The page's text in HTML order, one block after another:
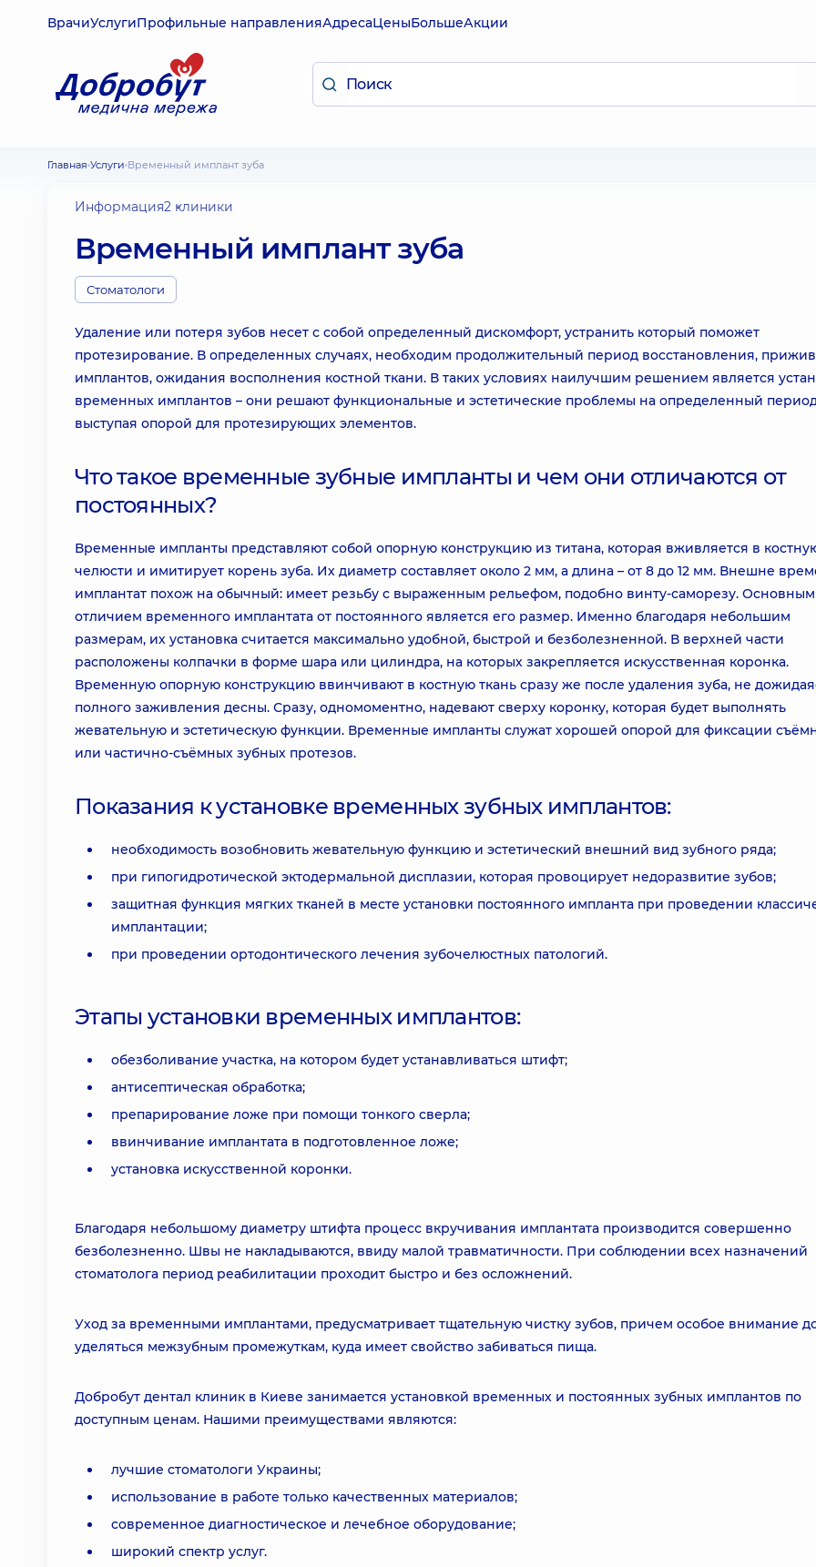
ВрачиУслугиПрофильные направленияАдресаЦеныБольшеАкции
Главная Услуги Временный имплант зуба
Информация2 клиники
Временный имплант зуба
Стоматологи
Удаление или потеря зубов несет с собой определенный дискомфорт, устранить который поможет
протезирование. В определенных случаях, необходим продолжительный период восстановления,
имплантов, ожидания восполнения костной ткани. В таких условиях наилучшим решением является
временных имплантов – они решают функциональные и эстетические проблемы на определенный
выступая опорой для протезирующих элементов.
Что такое временные зубные импланты и чем они отличаются от
постоянных?
Временные импланты представляют собой опорную конструкцию из титана, которая вживляется в
челюсти и имитирует корень зуба. Их диаметр составляет около 2 мм, а длина – от 8 до 12 мм. Внешне
имплантат похож на обычный: имеет резьбу с выраженным рельефом, подобно винту-саморезу. Основным
отличием временного имплантата от постоянного является его размер. Именно благодаря небольшим
размерам, их установка считается максимально удобной, быстрой и безболезненной. В верхней части
расположены колпачки в форме шара или цилиндра, на которых закрепляется искусственная коронка.
Временную опорную конструкцию ввинчивают в костную ткань сразу же после удаления зуба, не
полного заживления десны. Сразу, одномоментно, надевают сверху коронку, которая будет выполнять
жевательную и эстетическую функции. Временные импланты служат хорошей опорой для фиксации
или частично-съёмных зубных протезов.
Показания к установке временных зубных имплантов:
необходимость возобновить жевательную функцию и эстетический внешний вид зубного ряда;
при гипогидротической эктодермальной дисплазии, которая провоцирует недоразвитие зубов;
защитная функция мягких тканей в месте установки постоянного импланта при проведении
имплантации;
при проведении ортодонтического лечения зубочелюстных патологий.
Этапы установки временных имплантов:
обезболивание участка, на котором будет устанавливаться штифт;
антисептическая обработка;
препарирование ложе при помощи тонкого сверла;
ввинчивание имплантата в подготовленное ложе;
установка искусственной коронки.
Благодаря небольшому диаметру штифта процесс вкручивания имплантата производится совершенно
безболезненно. Швы не накладываются, ввиду малой травматичности. При соблюдении всех назначений
стоматолога период реабилитации проходит быстро и без осложнений.
Уход за временными имплантами, предусматривает тщательную чистку зубов, причем особое внимание
уделяться межзубным промежуткам, куда имеет свойство забиваться пища.
Добробут дентал клиник в Киеве занимается установкой временных и постоянных зубных имплантов по
доступным ценам. Нашими преимуществами являются:
лучшие стоматологи Украины;
использование в работе только качественных материалов;
современное диагностическое и лечебное оборудование;
широкий спектр услуг.